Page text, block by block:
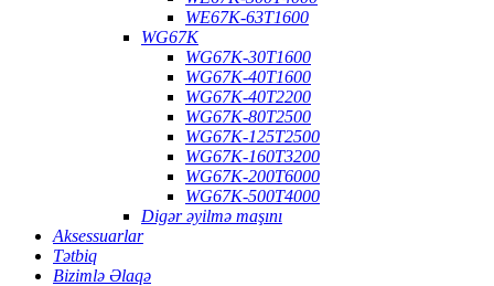
WE67K-63T1600
WG67K
WG67K-30T1600
WG67K-40T1600
WG67K-40T2200
WG67K-80T2500
WG67K-125T2500
WG67K-160T3200
WG67K-200T6000
WG67K-500T4000
Digər əyilmə maşını
Aksessuarlar
Tətbiq
Bizimlə Əlaqə